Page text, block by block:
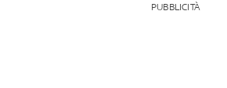
PUBBLICITÀ